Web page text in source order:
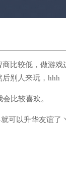
比较低，做游
别人来玩，hhh
比较喜欢。
就可以升华友谊